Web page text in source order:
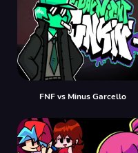
FNF vs Minus Garcello